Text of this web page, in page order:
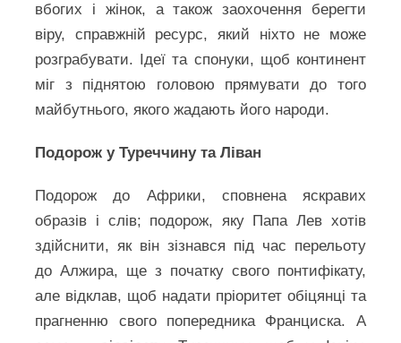
вбогих і жінок, а також заохочення берегти
віру, справжній ресурс, який ніхто не може
розграбувати. Ідеї та спонуки, щоб континент
міг з піднятою головою прямувати до того
майбутнього, якого жадають його народи.
Подорож у Туреччину та Ліван
Подорож до Африки, сповнена яскравих
образів і слів; подорож, яку Папа Лев хотів
здійснити, як він зізнався під час перельоту
до Алжира, ще з початку свого понтифікату,
але відклав, щоб надати пріоритет обіцянці та
прагненню свого попередника Франциска. А